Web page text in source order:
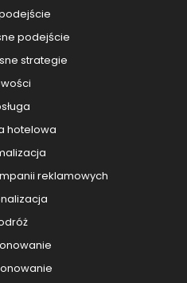
podejście
strategie
hotelowa
reklamowych